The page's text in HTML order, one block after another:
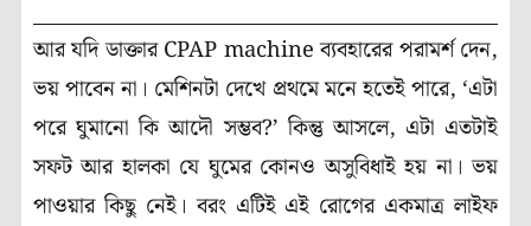
আর যদি ডাক্তার CPAP machine ব্যবহারের পরামর্শ দেন,
ভয় পাবেন না। মেশিনটা দেখে প্রথমে মনে হতেই পারে, ‘এটা
পরে ঘুমানো কি আদৌ সম্ভব?’ কিন্তু আসলে, এটা এতটাই
সফট আর হালকা যে ঘুমের কোনও অসুবিধাই হয় না। ভয়
পাওয়ার কিছু নেই। বরং এটিই এই রোগের একমাত্র লাইফ